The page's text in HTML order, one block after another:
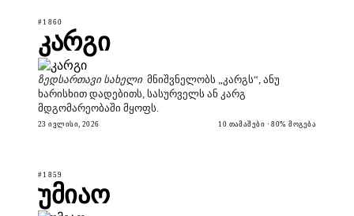
#1860
კარგი
ზედსართავი სახელი მნიშვნელობს „კარგს“, ანუ
ხარისხით დადებითს, სასურველს ან კარგ
მდგომარეობაში მყოფს.
23 ᲘᲕᲚᲘᲡᲘ, 2026 10 ᲗᲐᲛᲐᲨᲔᲑᲘ · 80% ᲛᲝᲒᲔᲑᲐ
#1859
უმიაო